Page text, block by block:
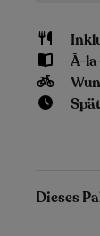
À-
Dieses